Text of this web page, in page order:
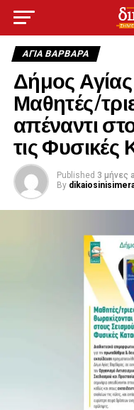
ΑΓΙΑ ΒΑΡΒΑΡΑ
Δήμος
Μαθητές/
απέναντι
τις
Published 3 μήνες
By